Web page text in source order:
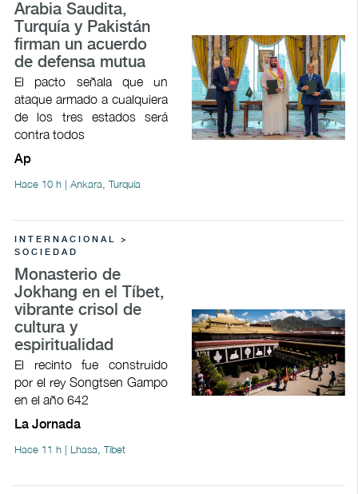
Arabia Saudita,
Turquía y Pakistán
firman un acuerdo
de defensa mutua
El pacto señala que un
ataque armado a cualquiera
de los tres estados será
contra todos
Ap
Hace 10 h | Ankara, Turquía
INTERNACIONAL >
SOCIEDAD
Monasterio de
Jokhang en el Tíbet,
vibrante crisol de
cultura y
espiritualidad
El recinto fue construido
por el rey Songtsen Gampo
en el año 642
La Jornada
Hace 11 h | Lhasa, Tíbet